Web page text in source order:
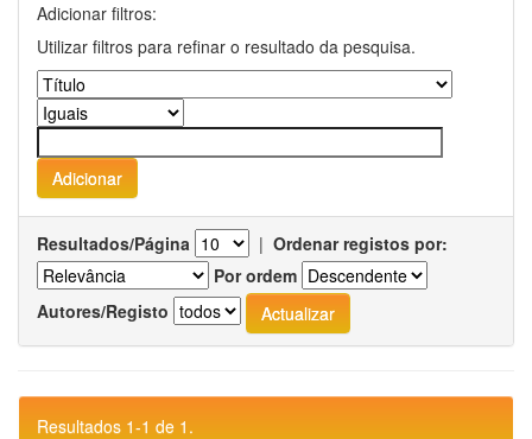
Adicionar filtros:
Utilizar filtros para refinar o resultado da pesquisa.
Resultados/Página | Ordenar registos por:
Por ordem
Autores/Registo
Resultados 1-1 de 1.